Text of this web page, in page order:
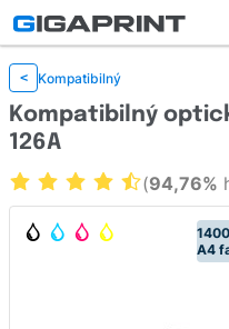
< Kompatibilný
A4
Kompatibilný
126A
(94,76%